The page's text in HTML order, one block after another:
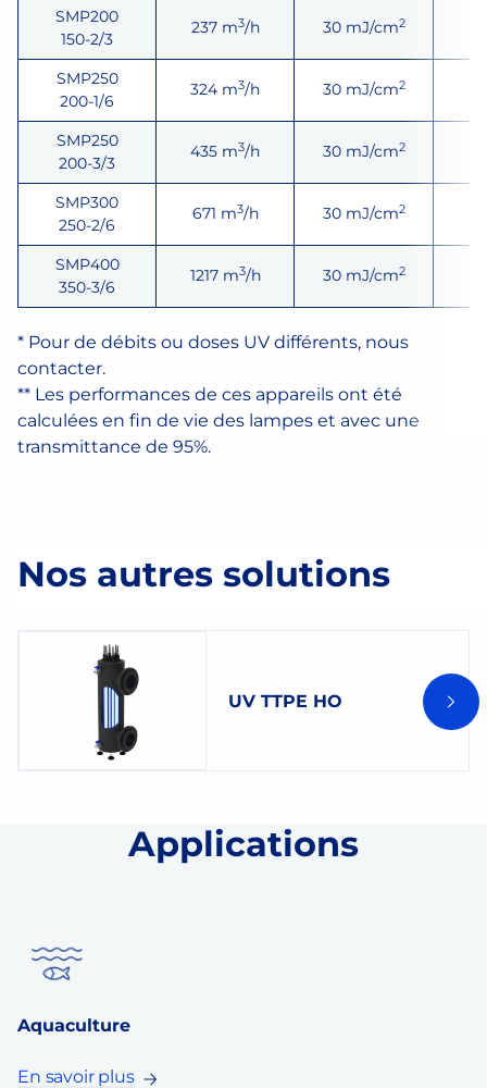
SMP200
150-2/3
237 m3/h 30 mJ/cm2
SMP250
200-1/6
324 m3/h 30 mJ/cm2
SMP250
200-3/3
435 m3/h 30 mJ/cm2
SMP300
250-2/6
671 m3/h 30 mJ/cm2
SMP400
350-3/6
1217 m3/h 30 mJ/cm2
* Pour de débits ou doses UV différents, nous
contacter.
** Les performances de ces appareils ont été
calculées en fin de vie des lampes et avec une
transmittance de 95%.
Nos autres solutions
UV TTPE HO
Applications
Aquaculture
En savoir plus